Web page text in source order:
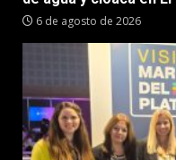
6 de agosto de 2026